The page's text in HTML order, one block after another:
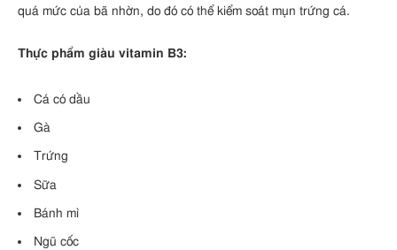
quá mức của bã nhờn, do đó có thể kiểm soát mụn trứng cá.
Thực phẩm giàu vitamin B3:
Cá có dầu
Gà
Trứng
Sữa
Bánh mì
Ngũ cốc